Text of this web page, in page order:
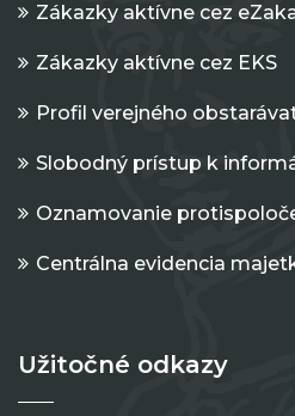
Zákazky aktívne cez
Zákazky aktívne cez EKS
Profil verejného
Slobodný prístup k
Oznamovanie
Centrálna evidencia
Užitočné odkazy